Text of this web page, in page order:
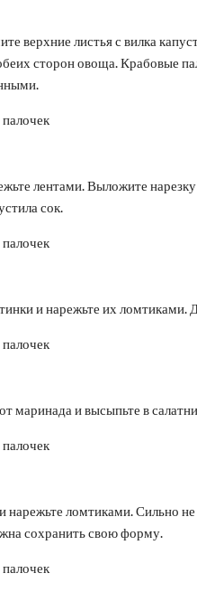
верхние листья с вилка
сторон овоща. Крабовые
лентами. Выложите
сок.
и нарежьте их ломтиками.
маринада и высыпьте в
нарежьте ломтиками. Сильно
сохранить свою форму.